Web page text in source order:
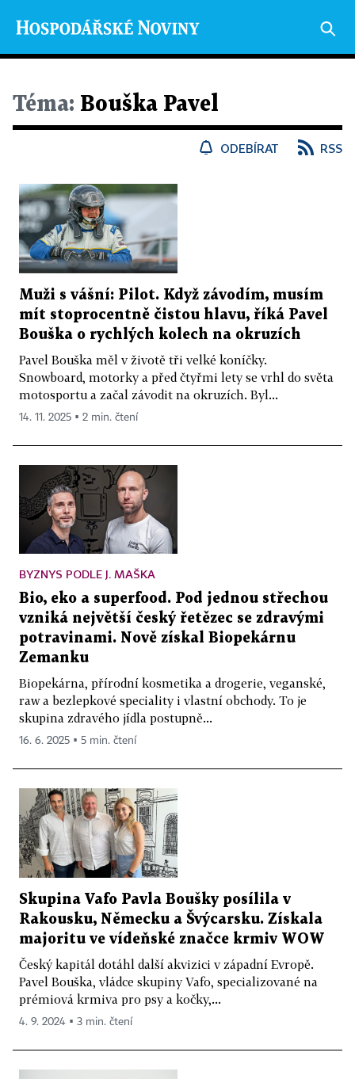
Téma: Bouška Pavel
ODEBÍRAT RSS
Muži s vášní: Pilot. Když závodím, musím
mít stoprocentně čistou hlavu, říká Pavel
Bouška o rychlých kolech na okruzích
Pavel Bouška měl v životě tři velké koníčky.
Snowboard, motorky a před čtyřmi lety se vrhl do světa
motosportu a začal závodit na okruzích. Byl...
14. 11. 2025 ▪ 2 min. čtení
BYZNYS PODLE J. MAŠKA
Bio, eko a superfood. Pod jednou střechou
vzniká největší český řetězec se zdravými
potravinami. Nově získal Biopekárnu
Zemanku
Biopekárna, přírodní kosmetika a drogerie, veganské,
raw a bezlepkové speciality i vlastní obchody. To je
skupina zdravého jídla postupně...
16. 6. 2025 ▪ 5 min. čtení
Skupina Vafo Pavla Boušky posílila v
Rakousku, Německu a Švýcarsku. Získala
majoritu ve vídeňské značce krmiv WOW
Český kapitál dotáhl další akvizici v západní Evropě.
Pavel Bouška, vládce skupiny Vafo, specializované na
prémiová krmiva pro psy a kočky,...
4. 9. 2024 ▪ 3 min. čtení